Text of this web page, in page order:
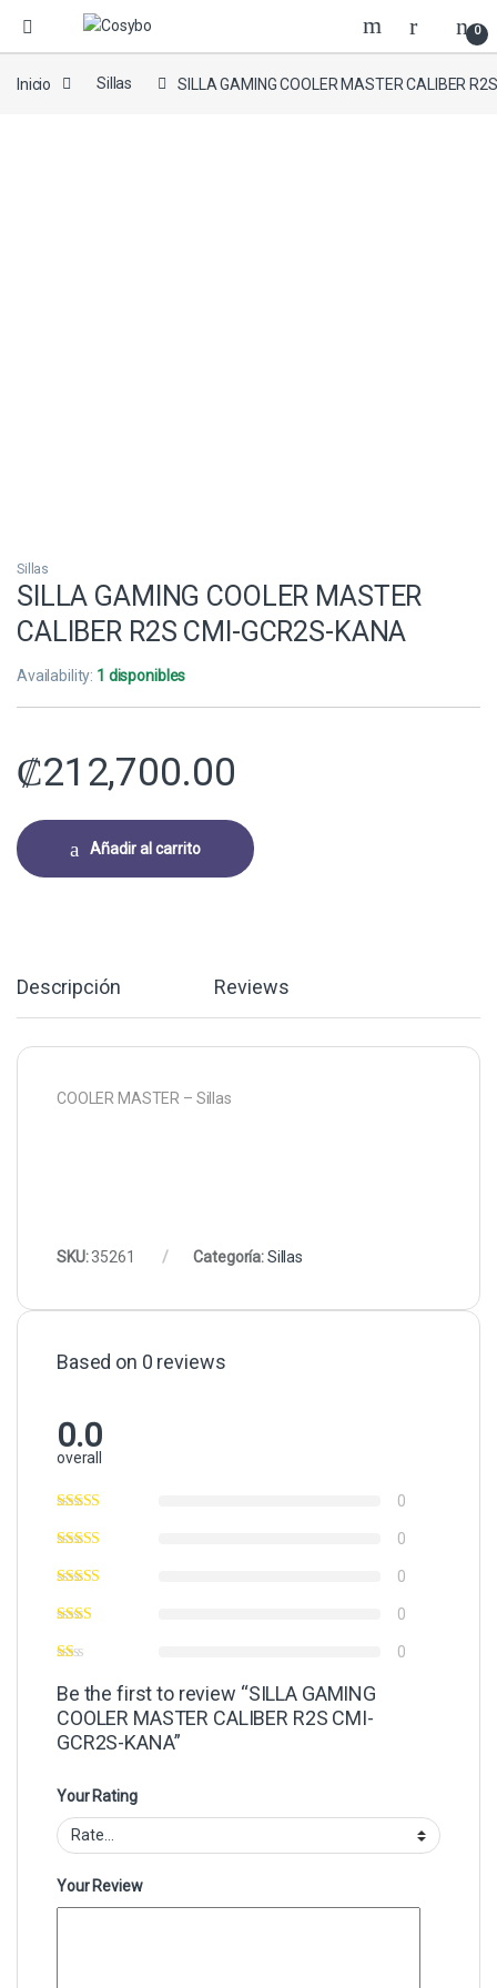
0
Inicio Sillas SILLA GAMING COOLER MASTER CALIBER
Sillas
SILLA GAMING COOLER MASTER
CALIBER R2S CMI-GCR2S-KANA
Availability: 1 disponibles
₡212,700.00
Añadir al carrito
Descripción Reviews
COOLER MASTER – Sillas
SKU:35261 Categoría:Sillas
Based on 0 reviews
0.0
overall
0
0
0
0
0
Be the first to review “SILLA GAMING
COOLER MASTER CALIBER R2S CMI-
GCR2S-KANA”
Your Rating
Your Review